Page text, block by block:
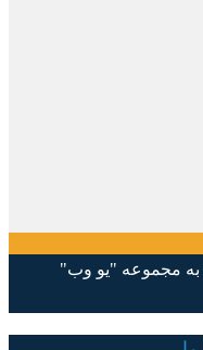
مجموعه "یو وب"